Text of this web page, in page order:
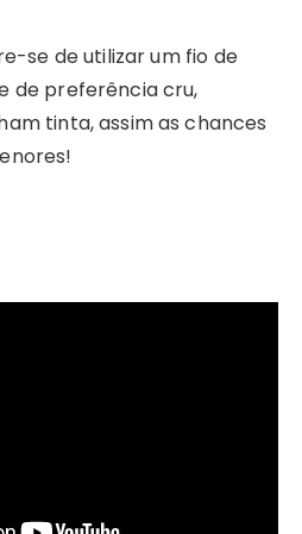
se de utilizar um fio de
de preferência cru,
tinta, assim as chances